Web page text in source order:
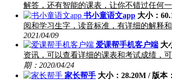
解答，还有智能的课表，让你不错过任何
书小童语文app 大小：
阅和学习生字，读音标准，有详细的解释
2021/04/09
爱课帮手机客户端 大
资讯，可以查看详细的课表和考试成绩，
期：2020/04/24
家长帮手 大小：28.20M / 版本